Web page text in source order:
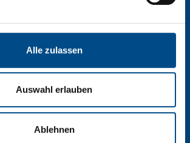
Alle zulassen
Auswahl erlauben
Ablehnen
Ges.m.b.H.
400
400-8100